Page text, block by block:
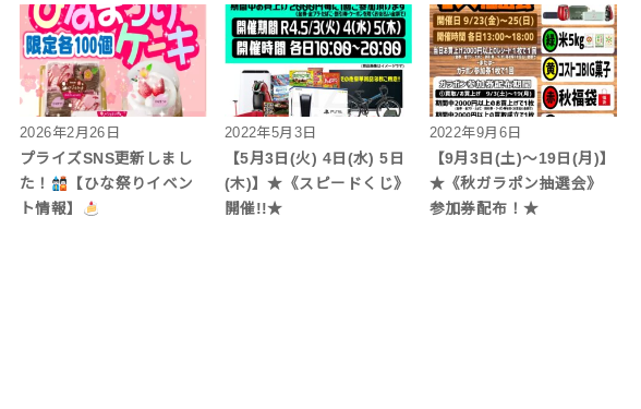
2026年2月26日
プライズSNS更新しまし
た！
【ひな祭りイベン
ト情報】
2022年5月3日
【5月3日(火) 4日(水) 5日
(木)】★《スピードくじ》
開催!!★
2022年9月6日
【9月3日(土)～19日(月)】
★《秋ガラポン抽選会》
参加券配布！★